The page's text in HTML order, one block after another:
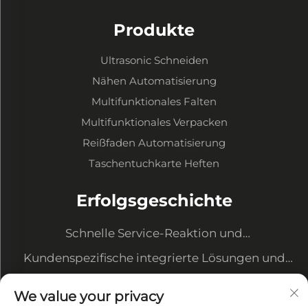
Produkte
Ultrasonic Schneiden
Nähen Automatisierung
Multifunktionales Falten
Multifunktionales Verpacken
Reißfaden Automatisierung
Taschentuchkarte Heften
Erfolgsgeschichte
Schnelle Service-Reaktion und
Ausrüstungsaufwertung zur Erfüllung neuer
Anforderungen
Kundenspezifische integrierte Lösungen und
unser Kostenvorteil und sichert große
We value your privacy